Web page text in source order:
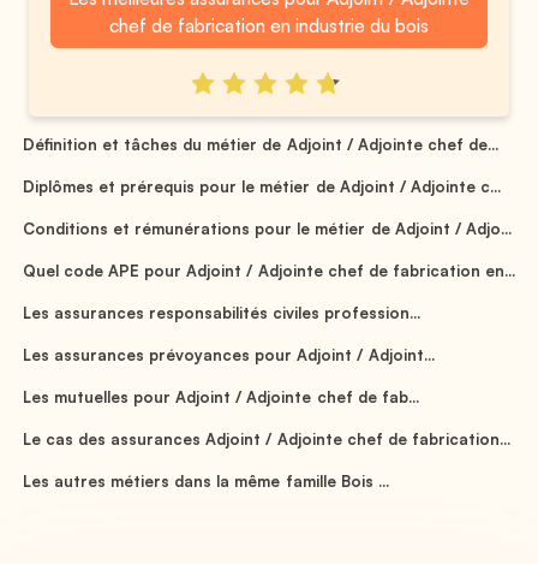
chef de fabrication en industrie du bois
Définition et tâches du métier de Adjoint / Adjointe chef de...
Diplômes et prérequis pour le métier de Adjoint / Adjointe c...
Conditions et rémunérations pour le métier de Adjoint / Adjo...
Quel code APE pour Adjoint / Adjointe chef de fabrication en...
Les assurances responsabilités civiles profession...
Les assurances prévoyances pour Adjoint / Adjoint...
Les mutuelles pour Adjoint / Adjointe chef de fab...
Le cas des assurances Adjoint / Adjointe chef de fabrication...
Les autres métiers dans la même famille Bois ...